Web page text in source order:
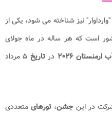
نیز شناخته می شود، یکی از
است که هر ساله در ماه جولای
۲۰۲۶​ درتاریخ
۵ مرداد
در اینجشن، تورهای متعددی